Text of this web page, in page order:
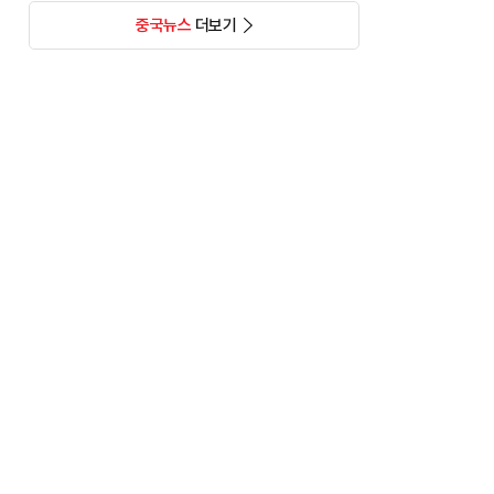
중국뉴스더보기